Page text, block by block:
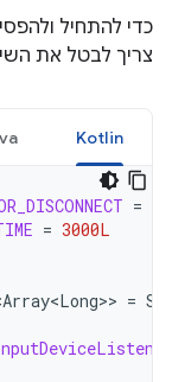
כדי להתחיל
צריך לבטל את
Kotlin
=
= 3000L
> =